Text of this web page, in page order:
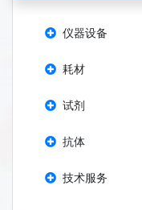
仪器设备
耗材
试剂
抗体
技术服务